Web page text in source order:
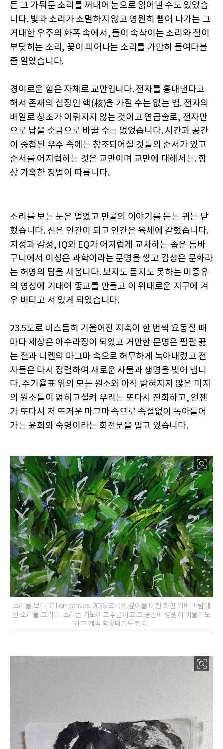
든 그 가둬둔 소리를 꺼내어 눈으로 읽어낼 수도 있었습
니다. 빛과 소리가 소멸하지 않고 영원히 뻗어 나가는 그
거대한 우주의 화폭 속에서, 돌이 속삭이는 소리와 철이
부딪히는 소리, 꽃이 피어나는 소리를 가만히 들여다볼
줄 알았습니다.
경이로운 힘은 자체로 교만입니다. 전자를 흉내낸다고
해서 존재의 심장인 핵(核)을 가질 수는 없는 법. 전자의
배열로 창조가 이뤼지지 않는 것이고 연금술로, 전자만
으로 납을 순금으로 바꿀 수는 없었습니다. 시간과 공간
이 중첩된 우주 속에는 창조되어질 것들의 순서가 있고
순서를 어지럽히는 것은 교만이며 교만에 대해서는. 항
상 가혹한 징벌이 따릅니다.
소리를 보는 눈은 멀었고 만물의 이야기를 듣는 귀는 닫
혔습니다. 신은 인간이 되고 인간은 육체에 갇혔습니다.
지성과 감성, IQ와 EQ가 어지럽게 교차하는 좁은 틈바
구니에서 이성은 과학이라는 문명을 쌓고 감성은 문화라
는 허영의 탑을 세웁니다. 보지도 듣지도 못하는 미증유
의 영성에 기대어 종교를 만들고 이 위태로운 지구에 겨
우 버티고 서 있게 되었습니다.
23.5도로 비스듬히 기울어진 지축이 한 번씩 요동칠 때
마다 세상은 아수라장이 되었고 거만한 문명은 펄펄 끓
는 철과 니켈의 마그마 속으로 허무하게 녹아내렸고 전
자들은 다시 정렬하여 새로운 사물과 생명을 빚어 냅니
다. 주기율표 위의 모든 원소와 아직 밝혀지지 않은 미지
의 원소들이 얽히고설켜 우리는 또다시 진화하고, 언젠
가 또다시 저 뜨거운 마그마 속으로 속절없이 녹아들어
가는 윤회와 숙명이라는 회전문을 밀고 있습니다.
소리를 보다, Oil on canvas. 2026. 초록의 깊이를 더한 화면 위에 바람대
신 소리를 그리다. 소리는 기도이고 주문이고 그 공간에 영원히 머물기도
하고 계속 확장되기도 한다.